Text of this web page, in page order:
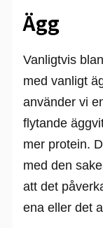
Ägg
Vanligtvis
med vanligt
använder vi
flytande
mer protein.
med den
att det
ena eller det